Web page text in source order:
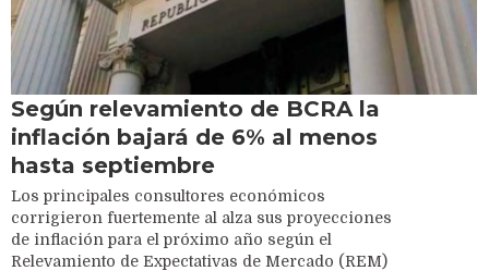
Según relevamiento de BCRA la
inflación bajará de 6% al menos
hasta septiembre
Los principales consultores económicos
corrigieron fuertemente al alza sus proyecciones
de inflación para el próximo año según el
Relevamiento de Expectativas de Mercado (REM)